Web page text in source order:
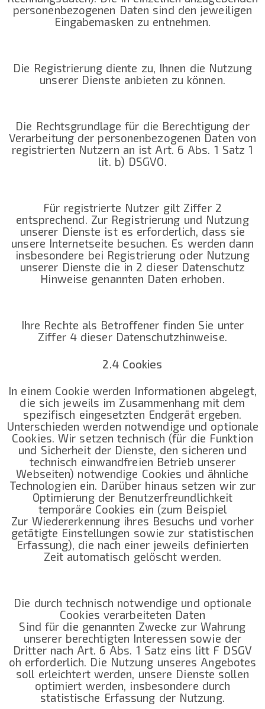
personenbezogenen Daten sind den jeweiligen
Eingabemasken zu entnehmen.
Die Registrierung diente zu, Ihnen die Nutzung
unserer Dienste anbieten zu können.
Die Rechtsgrundlage für die Berechtigung der
Verarbeitung der personenbezogenen Daten von
registrierten Nutzern an ist Art. 6 Abs. 1 Satz 1
lit. b) DSGVO.
Für registrierte Nutzer gilt Ziffer 2
entsprechend. Zur Registrierung und Nutzung
unserer Dienste ist es erforderlich, dass sie
unsere Internetseite besuchen. Es werden dann
insbesondere bei Registrierung oder Nutzung
unserer Dienste die in 2 dieser Datenschutz
Hinweise genannten Daten erhoben.
Ihre Rechte als Betroffener finden Sie unter
Ziffer 4 dieser Datenschutzhinweise.
2.4 Cookies
In einem Cookie werden Informationen abgelegt,
die sich jeweils im Zusammenhang mit dem
spezifisch eingesetzten Endgerät ergeben.
Unterschieden werden notwendige und optionale
Cookies. Wir setzen technisch (für die Funktion
und Sicherheit der Dienste, den sicheren und
technisch einwandfreien Betrieb unserer
Webseiten) notwendige Cookies und ähnliche
Technologien ein. Darüber hinaus setzen wir zur
Optimierung der Benutzerfreundlichkeit
temporäre Cookies ein (zum Beispiel
Zur Wiedererkennung ihres Besuchs und vorher
getätigte Einstellungen sowie zur statistischen
Erfassung), die nach einer jeweils definierten
Zeit automatisch gelöscht werden.
Die durch technisch notwendige und optionale
Cookies verarbeiteten Daten
Sind für die genannten Zwecke zur Wahrung
unserer berechtigten Interessen sowie der
Dritter nach Art. 6 Abs. 1 Satz eins litt F DSGV
oh erforderlich. Die Nutzung unseres Angebotes
soll erleichtert werden, unsere Dienste sollen
optimiert werden, insbesondere durch
statistische Erfassung der Nutzung.